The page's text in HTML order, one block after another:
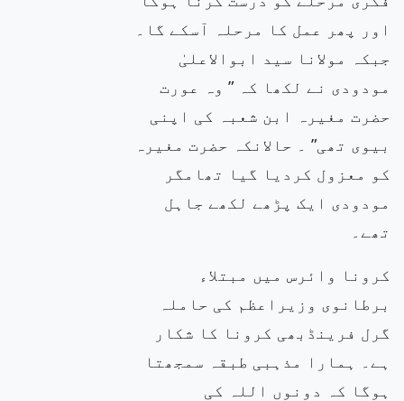
اور پھر عمل کا مرحلہ آسکے گا۔
جبکہ مولانا سید ابوالاعلیٰ
مودودی نے لکھا کہ ” وہ عورت
حضرت مغیرہ ابن شعبہ کی اپنی
بیوی تھی” ۔ حالانکہ حضرت مغیرہ
کو معزول کردیا گیا تھامگر
مودودی ایک پڑھے لکھے جاہل
تھے۔
کرونا وائرس میں مبتلاء
برطانوی وزیراعظم کی حاملہ
گرل فرینڈبھی کرونا کا شکار
ہے۔ ہمارا مذہبی طبقہ سمجھتا
ہوگا کہ دونوں اللہ کی